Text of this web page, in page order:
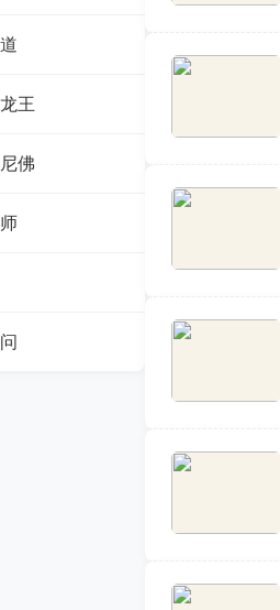
王
佛